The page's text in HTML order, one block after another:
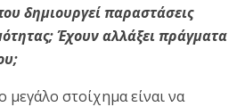
δημιουργεί παραστάσεις
Έχουν αλλάξει πράγματα
μεγάλο στοίχημα είναι να